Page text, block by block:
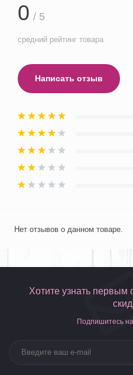
0 / 5
средний рейтинг товара
Написать отзыв
Нет отзывов о данном товаре.
Хотите узнать первым
Подпишитесь